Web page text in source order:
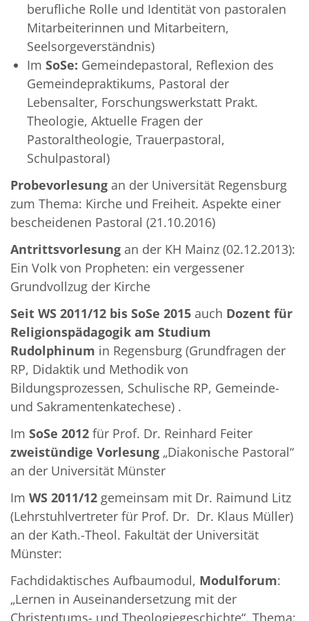
berufliche Rolle und Identität von pastoralen
Mitarbeiterinnen und Mitarbeitern,
Seelsorgeverständnis)
Im SoSe: Gemeindepastoral, Reflexion des
Gemeindepraktikums, Pastoral der
Lebensalter, Forschungswerkstatt Prakt.
Theologie, Aktuelle Fragen der
Pastoraltheologie, Trauerpastoral,
Schulpastoral)
Probevorlesung an der Universität Regensburg
zum Thema: Kirche und Freiheit. Aspekte einer
bescheidenen Pastoral (21.10.2016)
Antrittsvorlesung an der KH Mainz (02.12.2013):
Ein Volk von Propheten: ein vergessener
Grundvollzug der Kirche
Seit WS 2011/12 bis SoSe 2015 auch Dozent für
Religionspädagogik am Studium
Rudolphinum in Regensburg (Grundfragen der
RP, Didaktik und Methodik von
Bildungsprozessen, Schulische RP, Gemeinde-
und Sakramentenkatechese) .
Im SoSe 2012 für Prof. Dr. Reinhard Feiter
zweistündige Vorlesung „Diakonische Pastoral“
an der Universität Münster
Im WS 2011/12 gemeinsam mit Dr. Raimund Litz
(Lehrstuhlvertreter für Prof. Dr. Dr. Klaus Müller)
an der Kath.-Theol. Fakultät der Universität
Münster:
Fachdidaktisches Aufbaumodul, Modulforum:
„Lernen in Auseinandersetzung mit der
Christentums- und Theologiegeschichte“. Thema: